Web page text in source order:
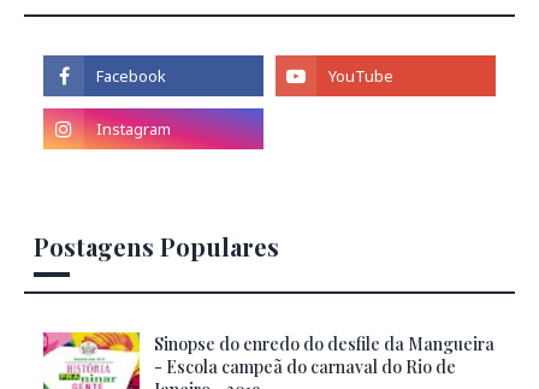
Postagens Populares
Sinopse do enredo do desfile da Mangueira
- Escola campeã do carnaval do Rio de